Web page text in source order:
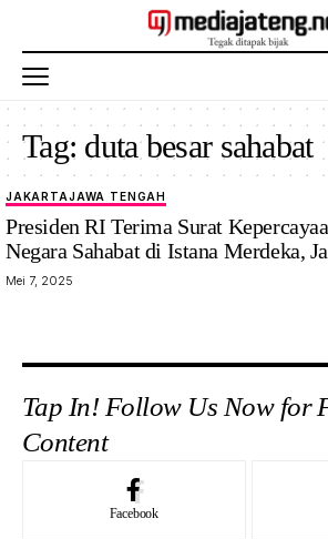
Tag: duta besar sahabat
JAKARTAJAWA TENGAH
Presiden RI Terima Surat
Negara Sahabat di Istana Merdeka,
Mei 7, 2025
Tap In! Follow Us Now for
Content
Facebook